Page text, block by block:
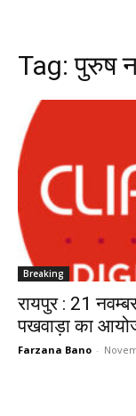
Tag:पुरुष
Breaking
रायपुर : 21
पखवाड़ा का
Farzana Bano -